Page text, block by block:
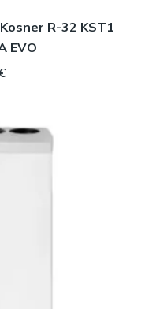
R-32 KST1
EVO